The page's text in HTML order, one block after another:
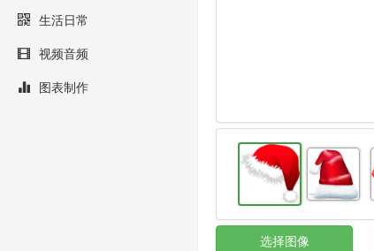
生活日常
视频音频
图表制作
选择图像